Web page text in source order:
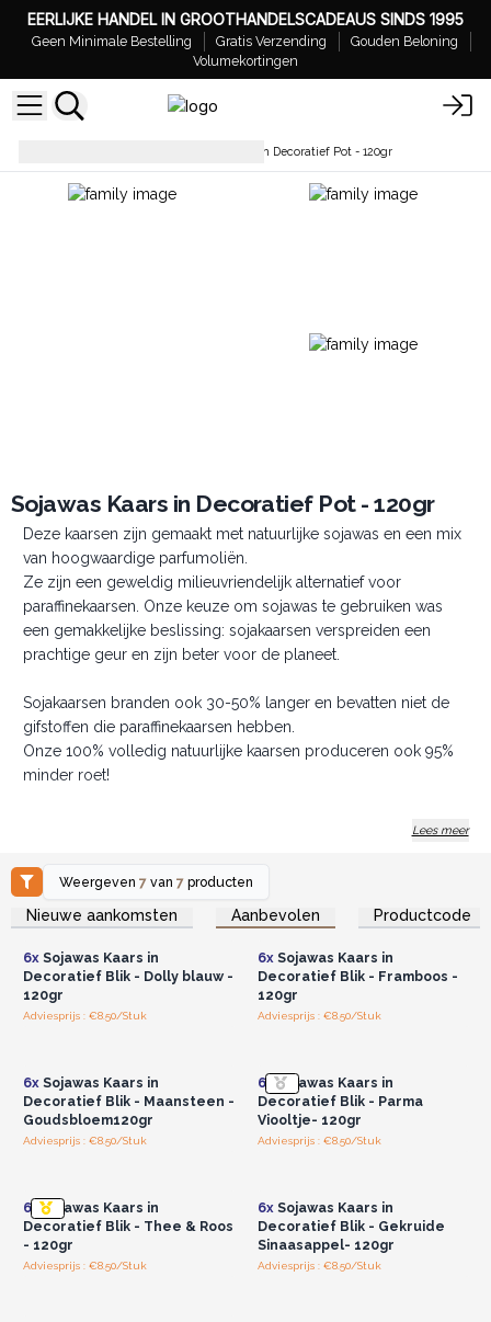
EERLIJKE HANDEL IN GROOTHANDELSCADEAUS SINDS 1995
Geen Minimale Bestelling Gratis Verzending
Gouden Beloning
Volumekortingen
Sojawas Kaars in Decoratief Pot - 120gr
Sojawas Kaars in Decoratief Pot - 120gr
Deze kaarsen zijn gemaakt met natuurlijke sojawas en een mix
van hoogwaardige parfumoliën.
Ze zijn een geweldig milieuvriendelijk alternatief voor
paraffinekaarsen. Onze keuze om sojawas te gebruiken was
een gemakkelijke beslissing: sojakaarsen verspreiden een
prachtige geur en zijn beter voor de planeet.
Sojakaarsen branden ook 30-50% langer en bevatten niet de
gifstoffen die paraffinekaarsen hebben.
Onze 100% volledig natuurlijke kaarsen produceren ook 95%
minder roet!
Gepresenteerd in prachtige, met kunst bedrukte blikken met
Verkocht in doos van 6 kaarsen met 3 verschillende designs
voor elk thema.
Al onze kaarsen gebruiken natuurlijke producten en zijn niet
U kunt al onze verpakkingen ook hergebruiken of recyclen!
Deze kaarsen branden tot 23 uur en worden geleverd met hun
eigen onderhoudsinstructies om u te helpen het meeste uit uw
Lees meer
Weergeven7 van7 producten
Nieuwe aankomsten Aanbevolen Productcode
Log in of registreer u voor
groothandelsprijzen.
6xSojawas Kaars in
Decoratief Blik - Dolly blauw -
120gr
Adviesprijs : €8.50/Stuk
Log in of registreer u voor
groothandelsprijzen.
6xSojawas Kaars in
Decoratief Blik - Framboos -
120gr
Adviesprijs : €8.50/Stuk
6xSojawas Kaars in
Decoratief Blik - Maansteen -
Goudsbloem120gr
Adviesprijs : €8.50/Stuk
6x Sojawas Kaars in
Decoratief Blik - Parma
Viooltje- 120gr
Adviesprijs : €8.50/Stuk
6x Sojawas Kaars in
Decoratief Blik - Thee & Roos
- 120gr
Adviesprijs : €8.50/Stuk
6xSojawas Kaars in
Decoratief Blik - Gekruide
Sinaasappel- 120gr
Adviesprijs : €8.50/Stuk